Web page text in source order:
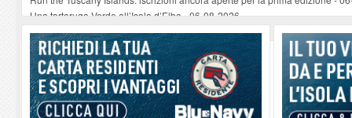
Una tartaruga Verde all’Isola d’Elba-06-08-2026
Furgone in fiamme a Capoliveri, illeso il conducente-06-08-2026
Campo: chiusura della biblioteca comunale in occasione del Santo Patrono
A Carpani si apre la Festa di Liberazione: il programma della prima serata-